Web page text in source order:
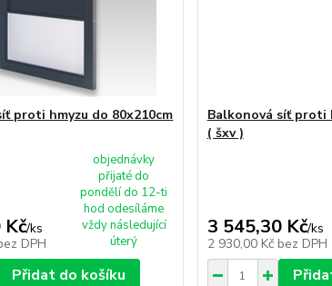
proti hmyzu do 80x210cm
Kč/ks
DPH
objednávky
přijaté do
pondělí do 12-ti
hod odesíláme
vždy následující
úterý
Přidat do košíku
Balkonová síť proti
( šxv )
3 545,30 Kč/ks
2 930,00 Kč bez DPH